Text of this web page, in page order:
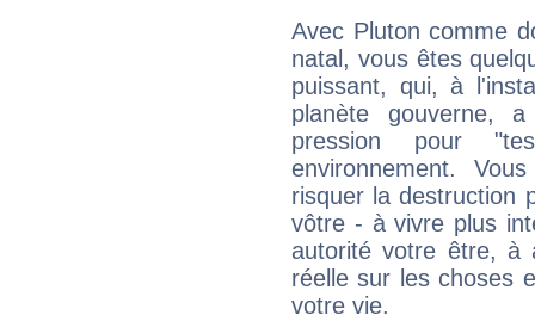
Avec Pluton comme
natal, vous êtes
puissant, qui, à
planète gouverne,
pression pour
environnement.
risquer la destruction
vôtre - à vivre plus
autorité votre être, à
réelle sur les choses
votre vie.